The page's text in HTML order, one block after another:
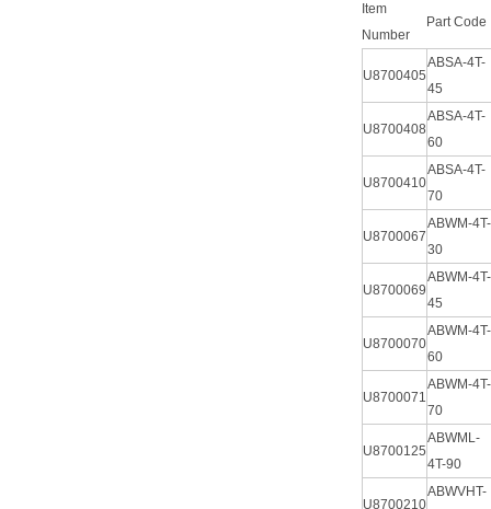
Item
Number
Part Code
U8700405
ABSA-4T-
45
U8700408
ABSA-4T-
60
U8700410
ABSA-4T-
70
U8700067
ABWM-4T-
30
U8700069
ABWM-4T-
45
U8700070
ABWM-4T-
60
U8700071
ABWM-4T-
70
U8700125
ABWML-
4T-90
U8700210
ABWVHT-